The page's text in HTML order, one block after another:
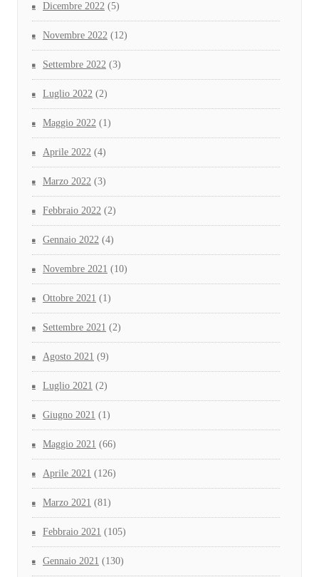
Dicembre 2022 (5)
Novembre 2022 (12)
Settembre 2022 (3)
Luglio 2022 (2)
Maggio 2022 (1)
Aprile 2022 (4)
Marzo 2022 (3)
Febbraio 2022 (2)
Gennaio 2022 (4)
Novembre 2021 (10)
Ottobre 2021 (1)
Settembre 2021 (2)
Agosto 2021 (9)
Luglio 2021 (2)
Giugno 2021 (1)
Maggio 2021 (66)
Aprile 2021 (126)
Marzo 2021 (81)
Febbraio 2021 (105)
Gennaio 2021 (130)